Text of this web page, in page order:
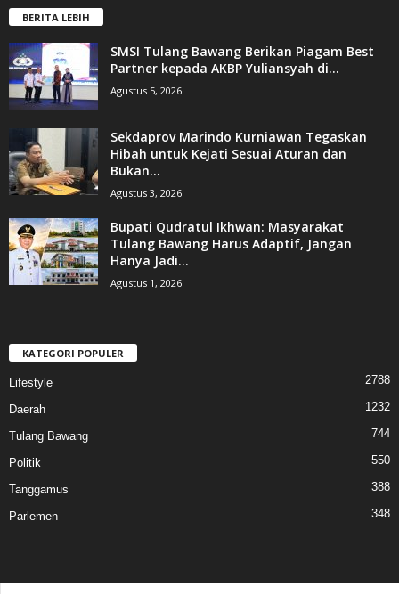
BERITA LEBIH
SMSI Tulang Bawang Berikan Piagam Best
Partner kepada AKBP Yuliansyah di...
Agustus 5, 2026
Sekdaprov Marindo Kurniawan Tegaskan
Hibah untuk Kejati Sesuai Aturan dan
Bukan...
Agustus 3, 2026
Bupati Qudratul Ikhwan: Masyarakat
Tulang Bawang Harus Adaptif, Jangan
Hanya Jadi...
Agustus 1, 2026
KATEGORI POPULER
Lifestyle 2788
Daerah 1232
Tulang Bawang 744
Politik 550
Tanggamus 388
Parlemen 348